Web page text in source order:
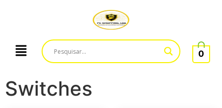
0
Switches